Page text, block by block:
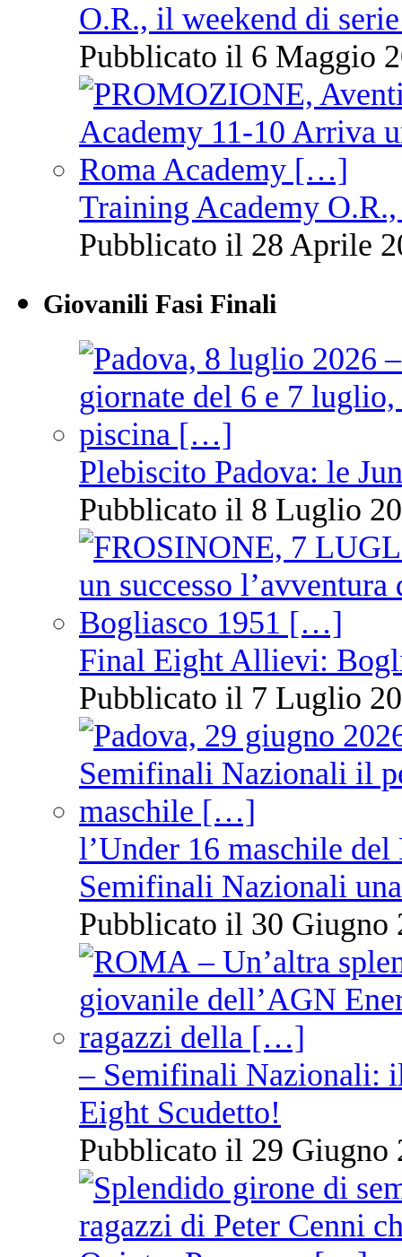
O.R., il weekend di
Pubblicato il 6 Maggio
Training Academy
Pubblicato il 28 Aprile
Giovanili Fasi Finali
Plebiscito Padova: le
Pubblicato il 8 Luglio
Final Eight Allievi:
Pubblicato il 7 Luglio
l’Under 16 maschile
Semifinali Nazionali
Pubblicato il 30 Giugno
– Semifinali Nazionali:
Eight Scudetto!
Pubblicato il 29 Giugno